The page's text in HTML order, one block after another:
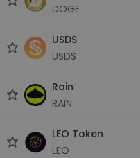
DOGE
USDS
USDS
Rain
RAIN
LEO Token
LEO